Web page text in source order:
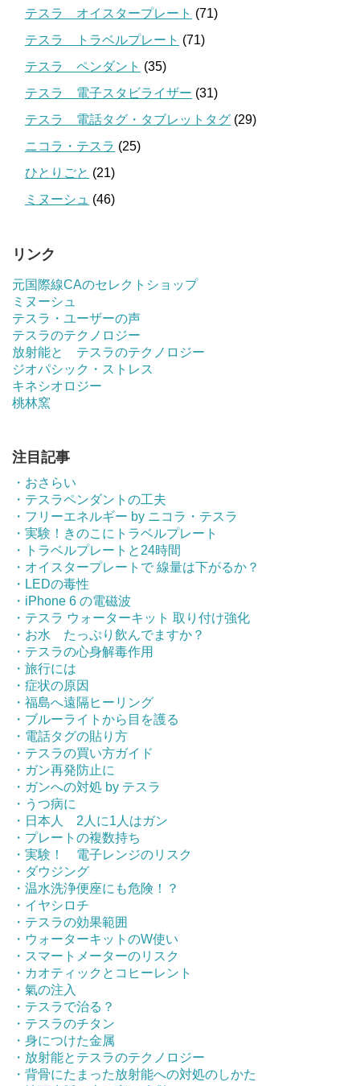
テスラ オイスタープレート (71)
テスラ トラベルプレート (71)
テスラ ペンダント (35)
テスラ 電子スタビライザー (31)
テスラ 電話タグ・タブレットタグ (29)
ニコラ・テスラ (25)
ひとりごと (21)
ミヌーシュ (46)
リンク
元国際線CAのセレクトショップ
ミヌーシュ
テスラ・ユーザーの声
テスラのテクノロジー
放射能と テスラのテクノロジー
ジオパシック・ストレス
キネシオロジー
桃林窯
注目記事
・おさらい
・テスラペンダントの工夫
・フリーエネルギー by ニコラ・テスラ
・実験！きのこにトラベルプレート
・トラベルプレートと24時間
・オイスタープレートで 線量は下がるか？
・LEDの毒性
・iPhone 6 の電磁波
・テスラ ウォーターキット 取り付け強化
・お水 たっぷり飲んでますか？
・テスラの心身解毒作用
・旅行には
・症状の原因
・福島へ遠隔ヒーリング
・ブルーライトから目を護る
・電話タグの貼り方
・テスラの買い方ガイド
・ガン再発防止に
・ガンへの対処 by テスラ
・うつ病に
・日本人 2人に1人はガン
・プレートの複数持ち
・実験！ 電子レンジのリスク
・ダウジング
・温水洗浄便座にも危険！？
・イヤシロチ
・テスラの効果範囲
・ウォーターキットのW使い
・スマートメーターのリスク
・カオティックとコヒーレント
・氣の注入
・テスラで治る？
・テスラのチタン
・身につけた金属
・放射能とテスラのテクノロジー
・背骨にたまった放射能への対処のしかた